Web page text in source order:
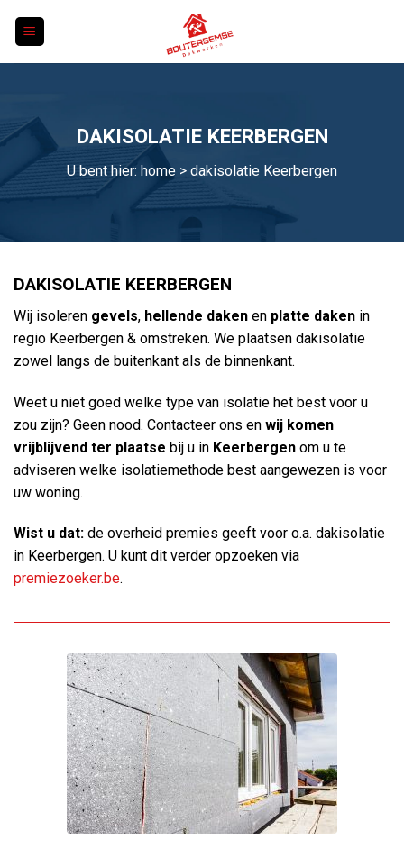
DAKISOLATIE KEERBERGEN
U bent hier: home > dakisolatie Keerbergen
DAKISOLATIE KEERBERGEN
Wij isoleren gevels, hellende daken en platte daken in
regio Keerbergen & omstreken. We plaatsen dakisolatie
zowel langs de buitenkant als de binnenkant.
Weet u niet goed welke type van isolatie het best voor u
zou zijn? Geen nood. Contacteer ons en wij komen
vrijblijvend ter plaatse bij u in Keerbergen om u te
adviseren welke isolatiemethode best aangewezen is voor
uw woning.
Wist u dat: de overheid premies geeft voor o.a. dakisolatie
in Keerbergen. U kunt dit verder opzoeken via
premiezoeker.be.